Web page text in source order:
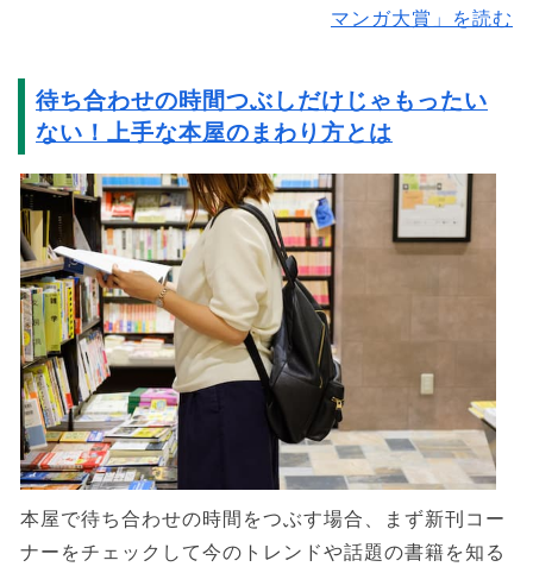
マンガ大賞」を読む
待ち合わせの時間つぶしだけじゃもったい
ない！上手な本屋のまわり方とは
本屋で待ち合わせの時間をつぶす場合、まず新刊コー
ナーをチェックして今のトレンドや話題の書籍を知る